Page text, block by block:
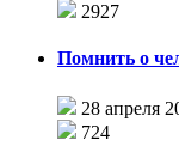
2927
Помнить о
28 апреля
724